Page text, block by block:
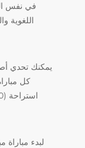
في نفس
اللغوية
يمكنك تحدي
لبدء مباراة